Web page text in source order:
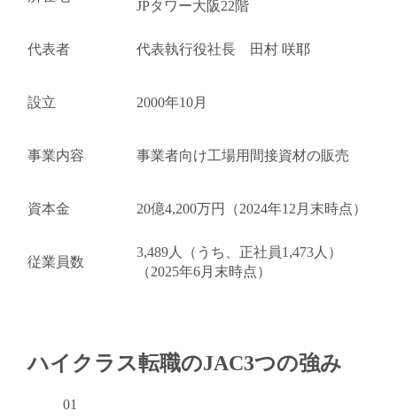
キャンセル ログアウト
閉じる
JPタワー大阪22階
代表者 代表執行役社長 田村 咲耶
設立 2000年10月
事業内容 事業者向け工場用間接資材の販売
資本金 20億4,200万円（2024年12月末時点）
従業員数
3,489人（うち、正社員1,473人）
（2025年6月末時点）
ハイクラス転職のJAC3つの強み
01